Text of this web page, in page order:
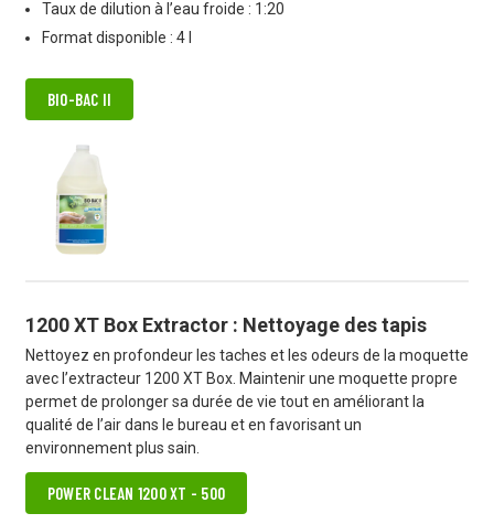
Taux de dilution à l’eau froide : 1:20
Format disponible : 4 l
BIO-BAC II
1200 XT Box Extractor : Nettoyage des tapis
Nettoyez en profondeur les taches et les odeurs de la moquette
avec l’extracteur 1200 XT Box. Maintenir une moquette propre
permet de prolonger sa durée de vie tout en améliorant la
qualité de l’air dans le bureau et en favorisant un
environnement plus sain.
POWER CLEAN 1200 XT - 500